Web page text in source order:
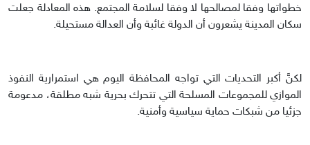
خطواتها وفقا لمصالحها لا وفقا لسلامة المجتمع. هذه المعادلة جعلت
سكان المدينة يشعرون أن الدولة غائبة وأن العدالة مستحيلة.
لكنَّ أكبر التحديات التي تواجه المحافظة اليوم هي استمرارية النفوذ
الموازي للمجموعات المسلحة التي تتحرك بحرية شبه مطلقة، مدعومة
جزئيا من شبكات حماية سياسية وأمنية.